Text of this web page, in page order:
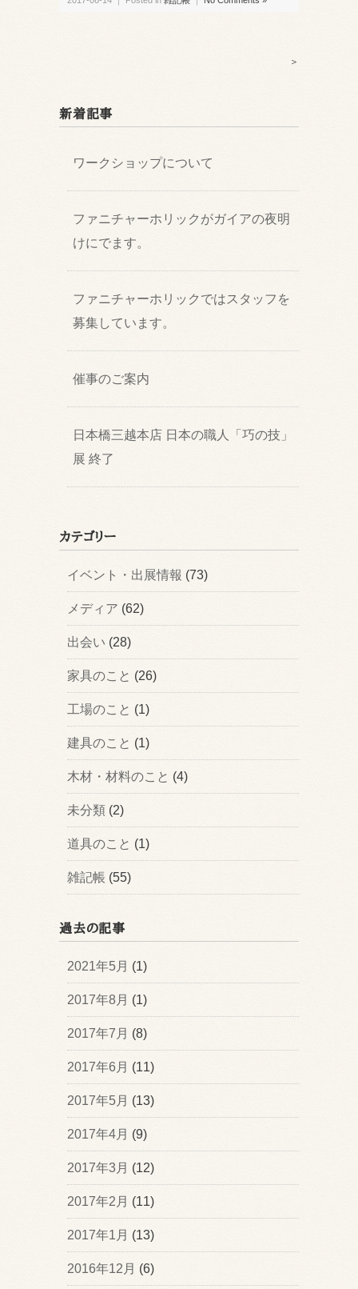
＞
新着記事
ワークショップについて
ファニチャーホリックがガイアの夜明
けにでます。
ファニチャーホリックではスタッフを
募集しています。
催事のご案内
日本橋三越本店 日本の職人「巧の技」
展 終了
カテゴリー
イベント・出展情報 (73)
メディア (62)
出会い (28)
家具のこと (26)
工場のこと (1)
建具のこと (1)
木材・材料のこと (4)
未分類 (2)
道具のこと (1)
雑記帳 (55)
過去の記事
2021年5月 (1)
2017年8月 (1)
2017年7月 (8)
2017年6月 (11)
2017年5月 (13)
2017年4月 (9)
2017年3月 (12)
2017年2月 (11)
2017年1月 (13)
2016年12月 (6)